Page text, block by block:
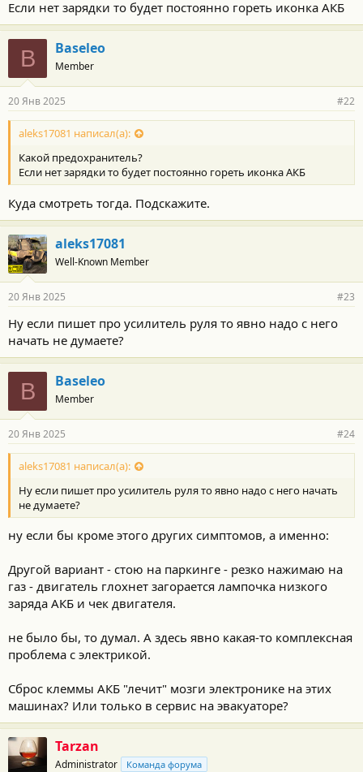
Если нет зарядки то будет постоянно гореть иконка АКБ
B Baseleo
Member
20 Янв 2025 #22
aleks17081 написал(а):
Какой предохранитель?
Если нет зарядки то будет постоянно гореть иконка АКБ
Куда смотреть тогда. Подскажите.
aleks17081
Well-Known Member
20 Янв 2025 #23
Ну если пишет про усилитель руля то явно надо с него
начать не думаете?
B Baseleo
Member
20 Янв 2025 #24
aleks17081 написал(а):
Ну если пишет про усилитель руля то явно надо с него начать
не думаете?
ну если бы кроме этого других симптомов, а именно:
Другой вариант - стою на паркинге - резко нажимаю на
газ - двигатель глохнет загорается лампочка низкого
заряда АКБ и чек двигателя.
не было бы, то думал. А здесь явно какая-то комплексная
проблема с электрикой.
Сброс клеммы АКБ "лечит" мозги электронике на этих
машинах? Или только в сервис на эвакуаторе?
Tarzan
Administrator Команда форума